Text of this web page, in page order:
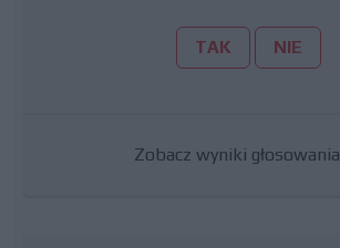
TAK NIE
Zobacz wyniki głosowania